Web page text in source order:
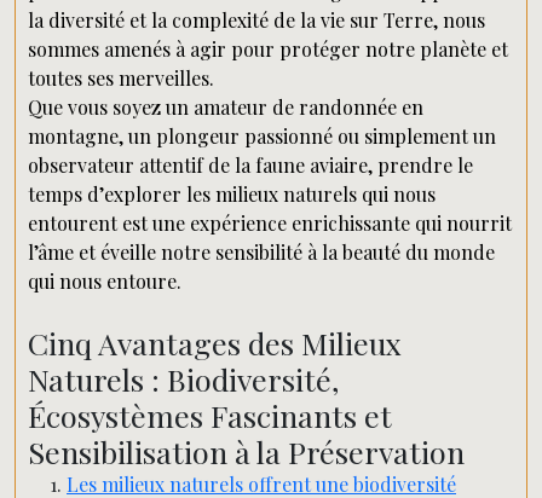
la diversité et la complexité de la vie sur Terre, nous
sommes amenés à agir pour protéger notre planète et
toutes ses merveilles.
Que vous soyez un amateur de randonnée en
montagne, un plongeur passionné ou simplement un
observateur attentif de la faune aviaire, prendre le
temps d’explorer les milieux naturels qui nous
entourent est une expérience enrichissante qui nourrit
l’âme et éveille notre sensibilité à la beauté du monde
qui nous entoure.
Cinq Avantages des Milieux
Naturels : Biodiversité,
Écosystèmes Fascinants et
Sensibilisation à la Préservation
Les milieux naturels offrent une biodiversité